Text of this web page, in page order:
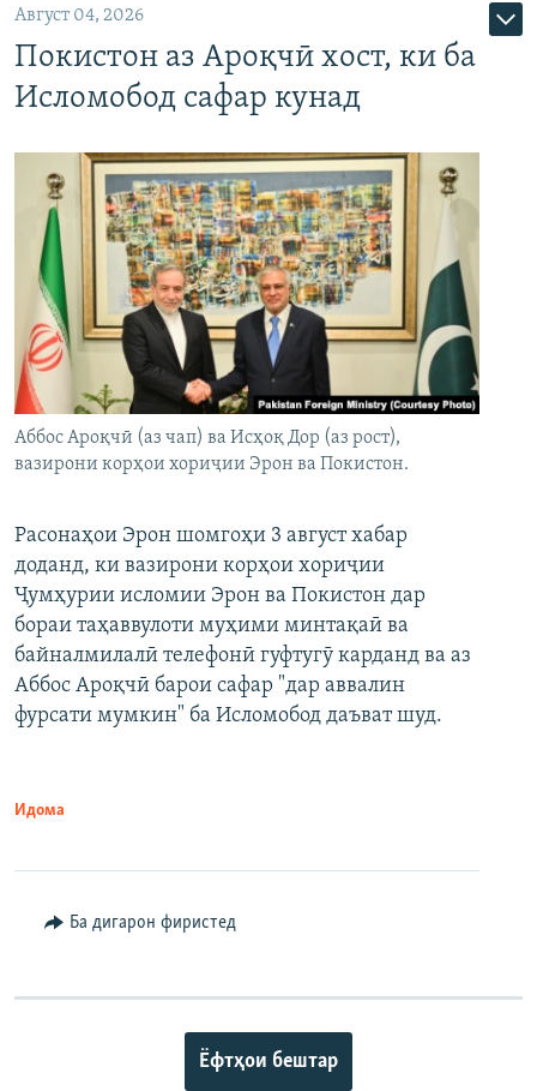
Август 04, 2026
Покистон аз Ароқчӣ хост, ки ба
Исломобод сафар кунад
Аббос Ароқчӣ (аз чап) ва Исҳоқ Дор (аз рост),
вазирони корҳои хориҷии Эрон ва Покистон.
Расонаҳои Эрон шомгоҳи 3 август хабар
доданд, ки вазирони корҳои хориҷии
Ҷумҳурии исломии Эрон ва Покистон дар
бораи таҳаввулоти муҳими минтақаӣ ва
байналмилалӣ телефонӣ гуфтугӯ карданд ва аз
Аббос Ароқчӣ барои сафар "дар аввалин
фурсати мумкин" ба Исломобод даъват шуд.
Идома
Ба дигарон фиристед
Ёфтҳои бештар